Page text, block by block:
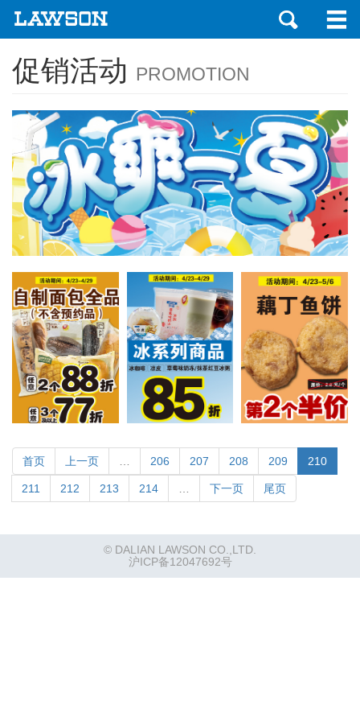
促销活动 PROMOTION
首页 上一页 206 207 208 209 210
211 212 213 214 下一页 尾页
© DALIAN LAWSON CO.,LTD.
沪ICP备12047692号